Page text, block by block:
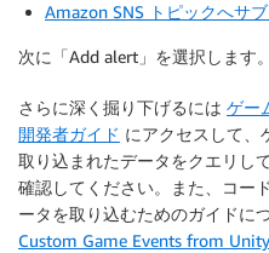
Amazon SNS トピックへサ
次に「Add alert」を選択します。
さらに深く掘り下げるには ゲー
開発者ガイド にアクセスして、
取り込まれたデータをクエリし
確認してください。また、コー
ータを取り込むためのガイドに
Custom Game Events from